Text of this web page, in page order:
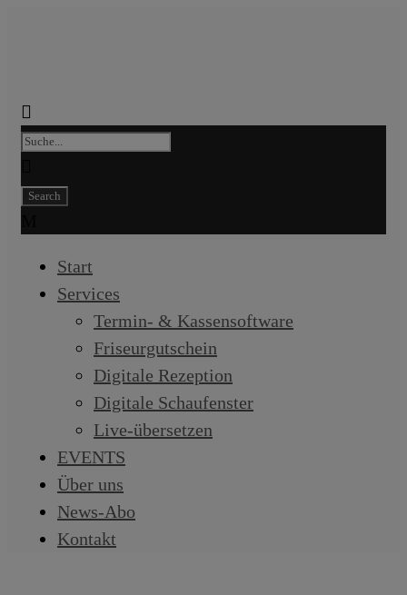
Start
Services
Termin- & Kassensoftware
Friseurgutschein
Digitale Rezeption
Digitale Schaufenster
Live-übersetzen
EVENTS
Über uns
News-Abo
Kontakt